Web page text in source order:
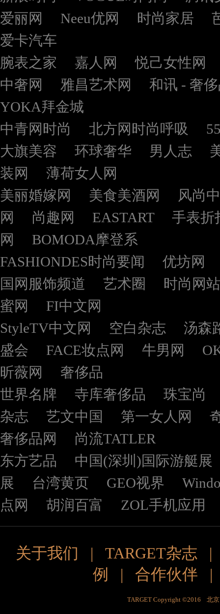
爱丽网
Neeu优网 时尚家居
爱卡汽车
腕表之家
嘉人网
悦己女性网
中奢网
雅昌艺术网
和讯 - 奢
YOKA拜金城
中青网时尚
北方网时尚呼吸
大旗美容
环球奢华 男人志
装网
薄荷女人网
美丽婚嫁网
美食美酒网
风尚
网
尚趣网 EASTART
手表折
网
BOMODA摩登系
FASHIONDES时尚要闻
优坊网
国网服饰频道
艺术圈
时尚网站
蜜网
FI中文网
StyleTV中文网
空白杂志
汤森
盛会
FACE妆点网 牛男网
昕薇网
奢侈品
世界名牌
寺库奢侈品
珠宝尚
杂志
艺文中国 第一女人网
奢侈品网
尚流TATLER
东方艺品
中国(深圳)国际游艇展
展
台湾黄页 GEO视界
点网
胡润百富 ZOL手机应用
关于我们 | TARGET杂志
例
| 合作伙伴
TARGET Copyright ©2016 北